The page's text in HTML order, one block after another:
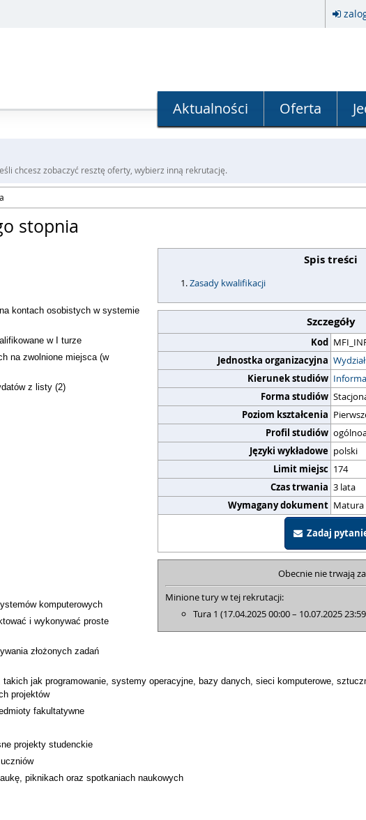
Aktualności Oferta
chcesz zobaczyć resztę oferty, wybierz inną rekrutację.
stopnia
Spis treści
Zasady kwalifikacji
Szczegóły
Kod
Jednostka organizacyjna
Kierunek studiów
Forma studiów
Poziom kształcenia
Profil studiów
Języki wykładowe polski
Limit miejsc 174
Czas trwania 3 lata
Wymagany dokument Matura
Zadaj
Obecnie nie trwają
Minione tury w tej rekrutacji:
Tura 1 (17.04.2025 00:00 – 10.07.2025
kontach osobistych w systemie
w I turze
na zwolnione miejsca (w
z listy (2)
komputerowych
i wykonywać proste
złożonych zadań
jak programowanie, systemy operacyjne, bazy danych, sieci komputerowe,
projektów
fakultatywne
projekty studenckie
piknikach oraz spotkaniach naukowych